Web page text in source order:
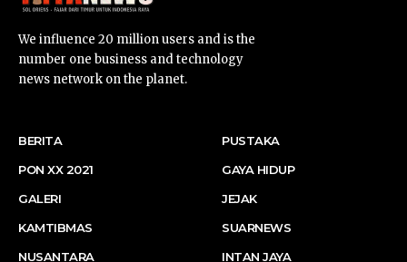
We influence 20 million users and is the
number one business and technology
news network on the planet.
BERITA
PON XX 2021
GALERI
KAMTIBMAS
NUSANTARA
PUSTAKA
GAYA HIDUP
JEJAK
SUARNEWS
INTAN JAYA